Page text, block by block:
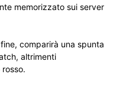
memorizzato sui server
comparirà una spunta
altrimenti